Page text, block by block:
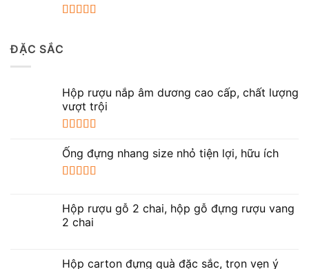
sao
ĐẶC SẮC
Hộp rượu nắp âm dương cao cấp, chất lượng
vượt trội
hạng 5.005
Ống đựng nhang size nhỏ tiện lợi, hữu ích
sao
Hộp rượu gỗ 2 chai, hộp gỗ đựng rượu vang
2 chai
Hộp carton đựng quà đặc sắc, trọn vẹn ý